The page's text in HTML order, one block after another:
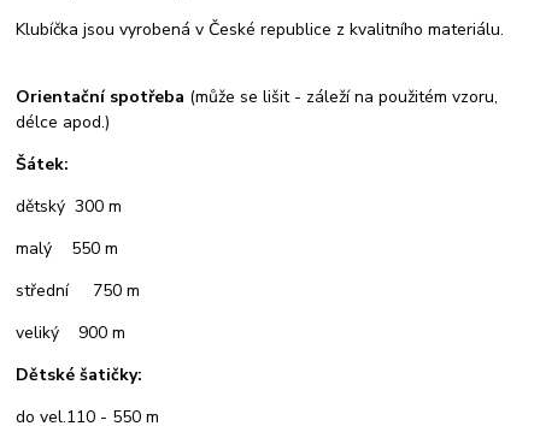
Klubíčka jsou vyrobená v České republice z kvalitního materiálu.
Orientační spotřeba (může se lišit - záleží na použitém vzoru,
délce apod.)
Šátek:
dětský 300 m
malý 550 m
střední 750 m
veliký 900 m
Dětské šatičky:
do vel.110 - 550 m